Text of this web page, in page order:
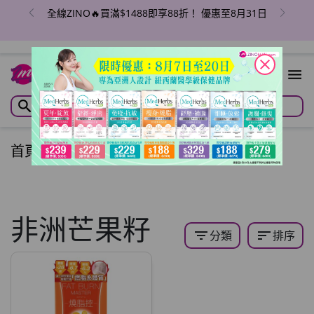
全線ZINO🔥買滿$1488即享88折！ 優惠至8月31日
首頁/全站商品/
非洲芒果籽 filter_list分類 sort排序
close